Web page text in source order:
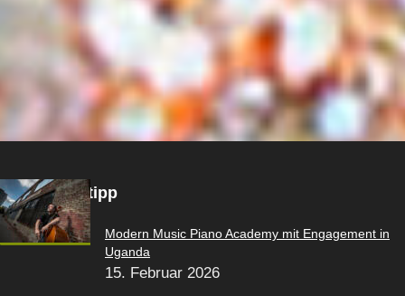
Spezielle Seiten
Politik Wirtschaft Kultur Köln
Köln Sürth mein Veedel
1.FC Köln mein Verein
Jazz in Köln
Werner’s Jazz Reviews
Redaktionstipp
Modern Music Piano Academy mit Engagement in
Uganda
15. Februar 2026